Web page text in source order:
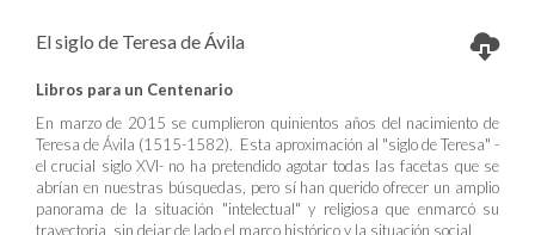
El siglo de Teresa de Ávila
Libros para un Centenario
En marzo de 2015 se cumplieron quinientos años del nacimiento de
Teresa de Ávila (1515-1582). Esta aproximación al "siglo de Teresa" -
el crucial siglo XVI- no ha pretendido agotar todas las facetas que se
abrían en nuestras búsquedas, pero sí han querido ofrecer un amplio
panorama de la situación "intelectual" y religiosa que enmarcó su
trayectoria, sin dejar de lado el marco histórico y la situación social